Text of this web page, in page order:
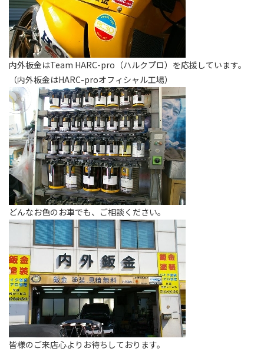
内外板金はTeam HARC-pro（ハルクプロ）を応援しています。
（内外板金はHARC-proオフィシャル工場）
どんなお色のお車でも、ご相談ください。
皆様のご来店心よりお待ちしております。